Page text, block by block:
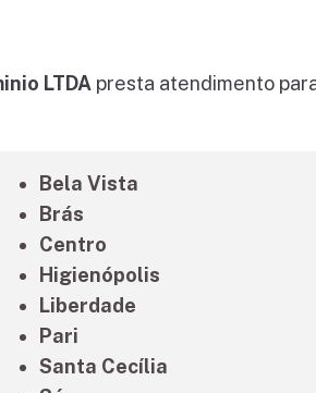
LTDA presta atendimento
Bela Vista
Brás
Centro
Higienópolis
Liberdade
Pari
Santa Cecília